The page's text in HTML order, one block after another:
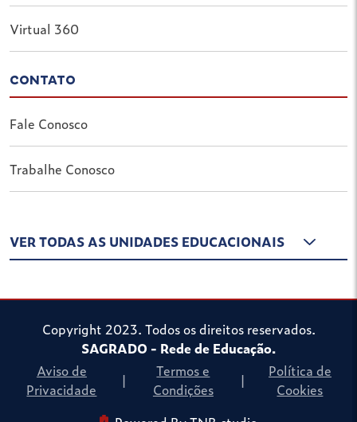
Virtual 360
CONTATO
Fale Conosco
Trabalhe Conosco
VER TODAS AS UNIDADES EDUCACIONAIS
Copyright 2023. Todos os direitos reservados.
SAGRADO - Rede de Educação.
Aviso de
Privacidade
|
Termos e
Condições
|
Política de
Cookies